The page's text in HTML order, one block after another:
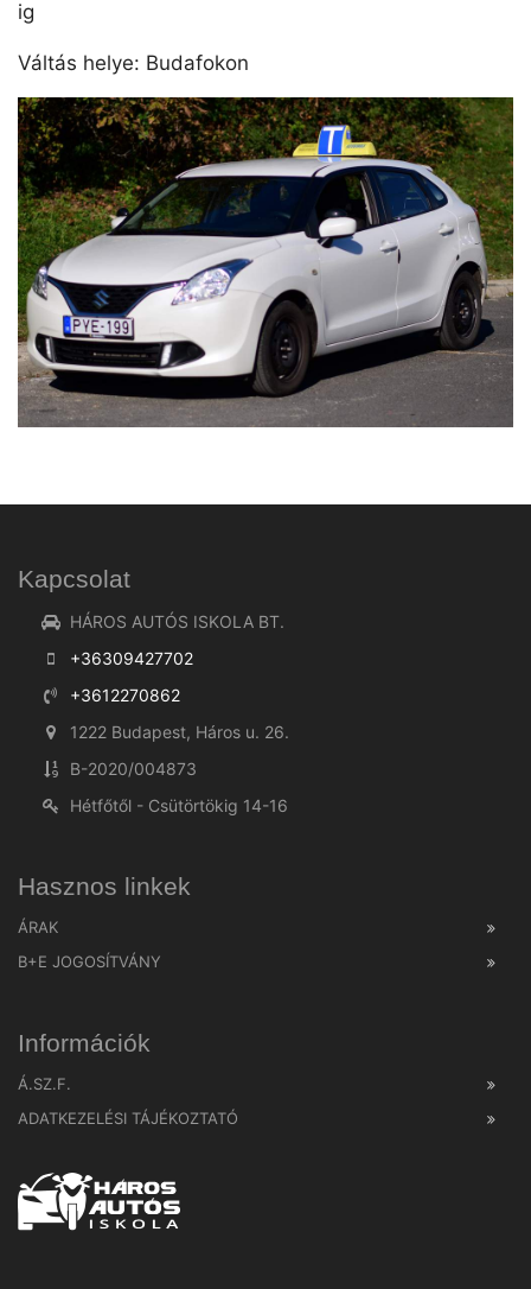
ig
Váltás helye: Budafokon
Kapcsolat
HÁROS AUTÓS ISKOLA BT.
+36309427702
+3612270862
1222 Budapest, Háros u. 26.
B-2020/004873
Hétfőtől - Csütörtökig 14-16
Hasznos linkek
ÁRAK
B+E JOGOSÍTVÁNY
Információk
Á.SZ.F.
ADATKEZELÉSI TÁJÉKOZTATÓ